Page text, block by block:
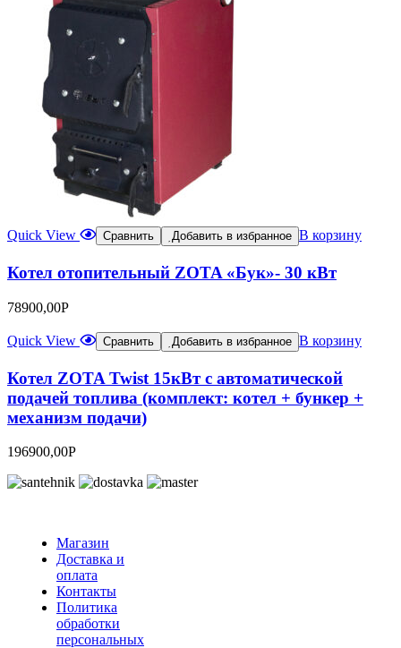
Quick View Сравнить Добавить в избранное В корзину
Котел отопительный ZOTA «Бук»- 30 кВт
78900,00Р
Quick View Сравнить Добавить в избранное В корзину
Котел ZOTA Twist 15кВт с автоматической
подачей топлива (комплект: котел + бункер +
механизм подачи)
196900,00Р
Магазин
Доставка и
оплата
Контакты
Политика
обработки
персональных